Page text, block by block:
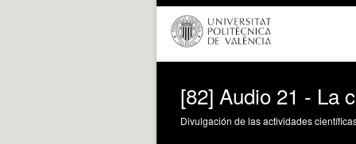
[82] Audio 21 - La
Divulgación de las actividades